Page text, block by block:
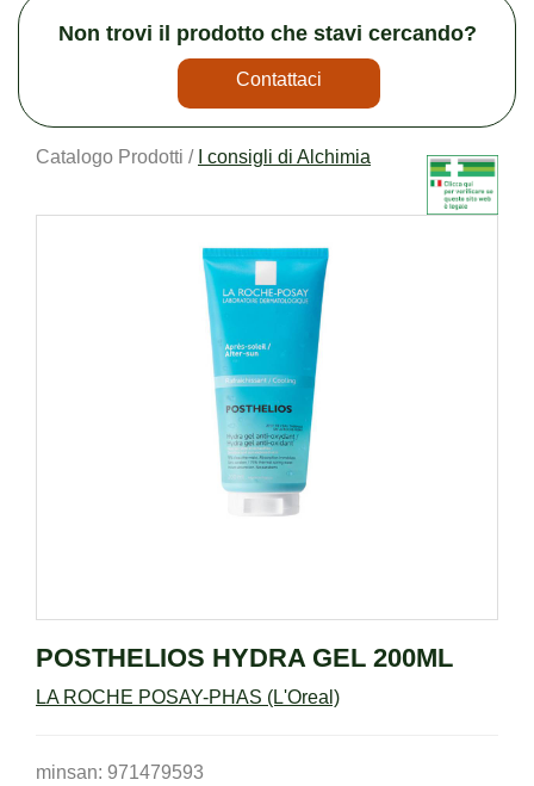
Non trovi il prodotto che stavi cercando?
Contattaci
Catalogo Prodotti / I consigli di Alchimia
POSTHELIOS HYDRA GEL 200ML
LA ROCHE POSAY-PHAS (L'Oreal)
minsan: 971479593